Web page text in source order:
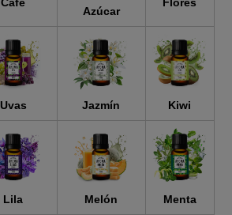
Azúcar
Uvas Jazmín Kiwi
Lila Melón Menta